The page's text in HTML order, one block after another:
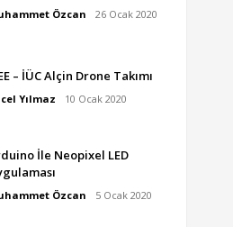
Özcan 26 Ocak 2020
– İÜC Alçin Drone Takımı
Yılmaz 10 Ocak 2020
İle Neopixel LED
Özcan 5 Ocak 2020